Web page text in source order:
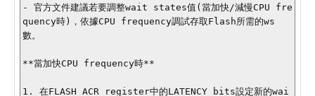
- 官方文件建議若要調整wait states值(當加快/減慢CPU fre
quency時)，依據CPU frequency調試存取Flash所需的ws
數。
**當加快CPU frequency時**
1. 在FLASH_ACR register中的LATENCY bits設定新的wai